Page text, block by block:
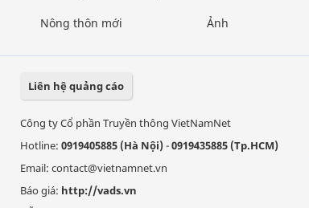
Nông thôn mới Ảnh
Liên hệ quảng cáo
Công ty Cổ phần Truyền thông VietNamNet
Hotline: 0919405885 (Hà Nội)-0919435885 (Tp.HCM)
Email: contact@vietnamnet.vn
Báo giá: http://vads.vn